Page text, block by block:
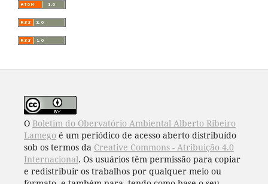
O Boletim do Obervatório Ambiental Alberto Ribeiro
Lamego é um periódico de acesso aberto distribuído
sob os termos da Creative Commons - Atribuição 4.0
Internacional. Os usuários têm permissão para copiar
e redistribuir os trabalhos por qualquer meio ou